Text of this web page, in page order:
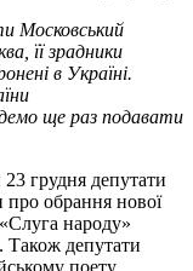
Московський
її зрадники
в Україні.
ще раз подавати
23 грудня депутати
про обрання нової
народу»
Також депутати
поету